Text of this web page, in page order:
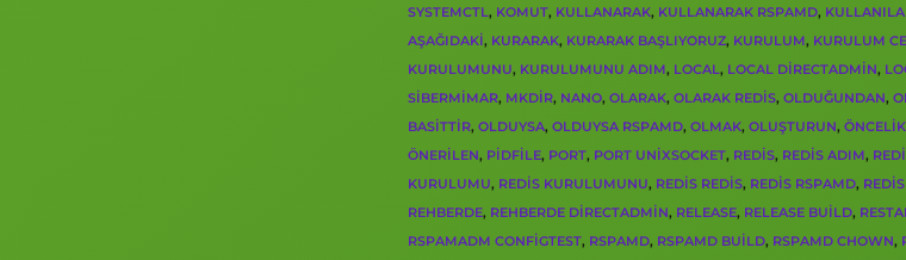
SYSTEMCTL, KOMUT, KULLANARAK, KULLANARAK RSPAMD,
AŞAĞIDAKI, KURARAK, KURARAK BAŞLIYORUZ, KURULUM, KURULUM
KURULUMUNU, KURULUMUNU ADIM, LOCAL, LOCAL DIRECTADMIN,
SIBERMIMAR, MKDIR, NANO, OLARAK, OLARAK REDIS, OLDUĞUNDAN,
BASITTIR, OLDUYSA, OLDUYSA RSPAMD, OLMAK, OLUŞTURUN,
ÖNERILEN, PIDFILE, PORT, PORT UNIXSOCKET, REDIS, REDIS ADIM,
KURULUMU, REDIS KURULUMUNU, REDIS REDIS, REDIS RSPAMD,
REHBERDE, REHBERDE DIRECTADMIN, RELEASE, RELEASE BUILD,
RSPAMADM CONFIGTEST, RSPAMD, RSPAMD BUILD, RSPAMD CHOWN,